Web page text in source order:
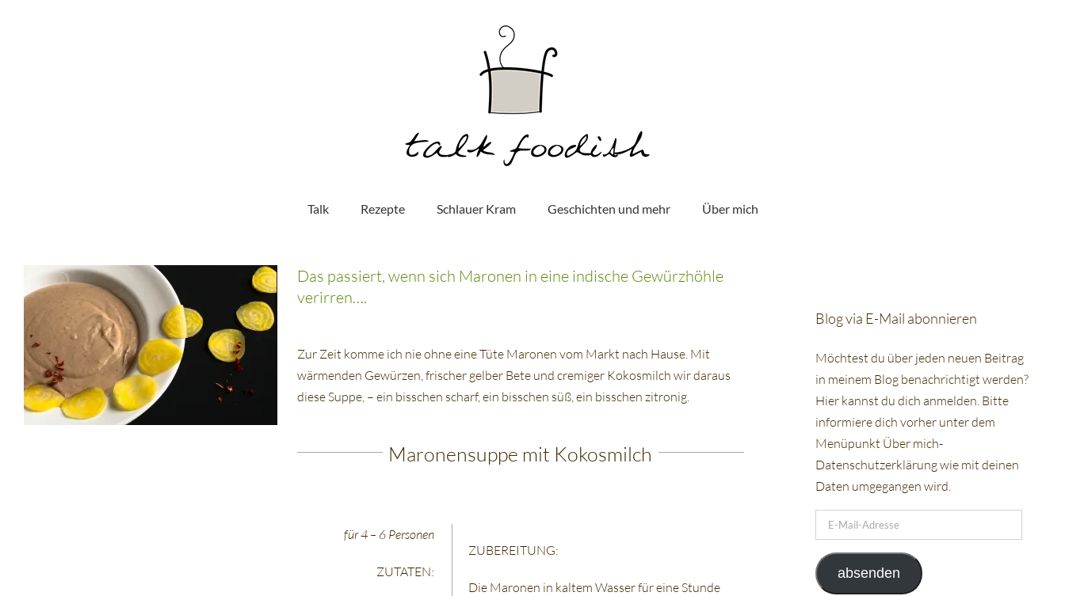
Talk Rezepte Schlauer Kram Geschichten und mehr Über mich
Das passiert, wenn sich Maronen in eine indische Gewürzhöhle
verirren….
Zur Zeit komme ich nie ohne eine Tüte Maronen vom Markt nach Hause. Mit
wärmenden Gewürzen, frischer gelber Bete und cremiger Kokosmilch wir daraus
diese Suppe, – ein bisschen scharf, ein bisschen süß, ein bisschen zitronig.
Maronensuppe mit Kokosmilch
für 4 – 6 Personen
ZUTATEN:
ZUBEREITUNG:
Die Maronen in kaltem Wasser für eine Stunde
Blog via E-Mail abonnieren
Möchtest du über jeden neuen Beitrag
in meinem Blog benachrichtigt werden?
Hier kannst du dich anmelden. Bitte
informiere dich vorher unter dem
Menüpunkt Über mich-
Datenschutzerklärung wie mit deinen
Daten umgegangen wird.
Mail-
Adresse
absenden